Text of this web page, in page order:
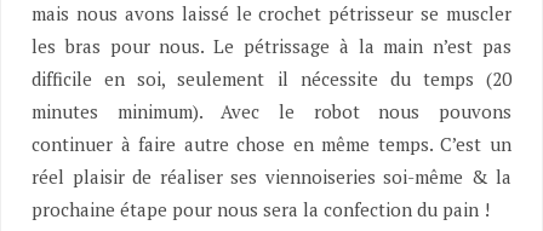
mais nous avons laissé le crochet pétrisseur se muscler
les bras pour nous. Le pétrissage à la main n’est pas
difficile en soi, seulement il nécessite du temps (20
minutes minimum). Avec le robot nous pouvons
continuer à faire autre chose en même temps. C’est un
réel plaisir de réaliser ses viennoiseries soi-même & la
prochaine étape pour nous sera la confection du pain !